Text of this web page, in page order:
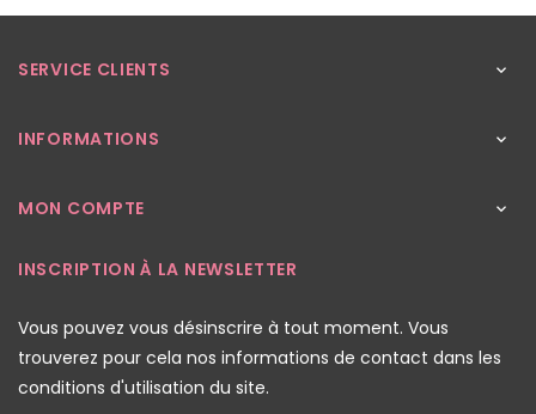
SERVICE CLIENTS 
INFORMATIONS 
MON COMPTE 
INSCRIPTION À LA NEWSLETTER
Vous pouvez vous désinscrire à tout moment. Vous
trouverez pour cela nos informations de contact dans les
conditions d'utilisation du site.